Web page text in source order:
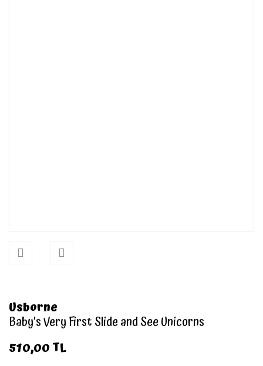
Usborne
Baby's Very First Slide and See Unicorns
510,00 TL